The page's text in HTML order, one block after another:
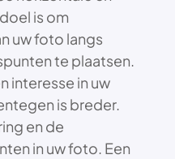
is om
uw foto langs
te plaatsen.
interesse in uw
is breder.
en de
in uw foto. Een